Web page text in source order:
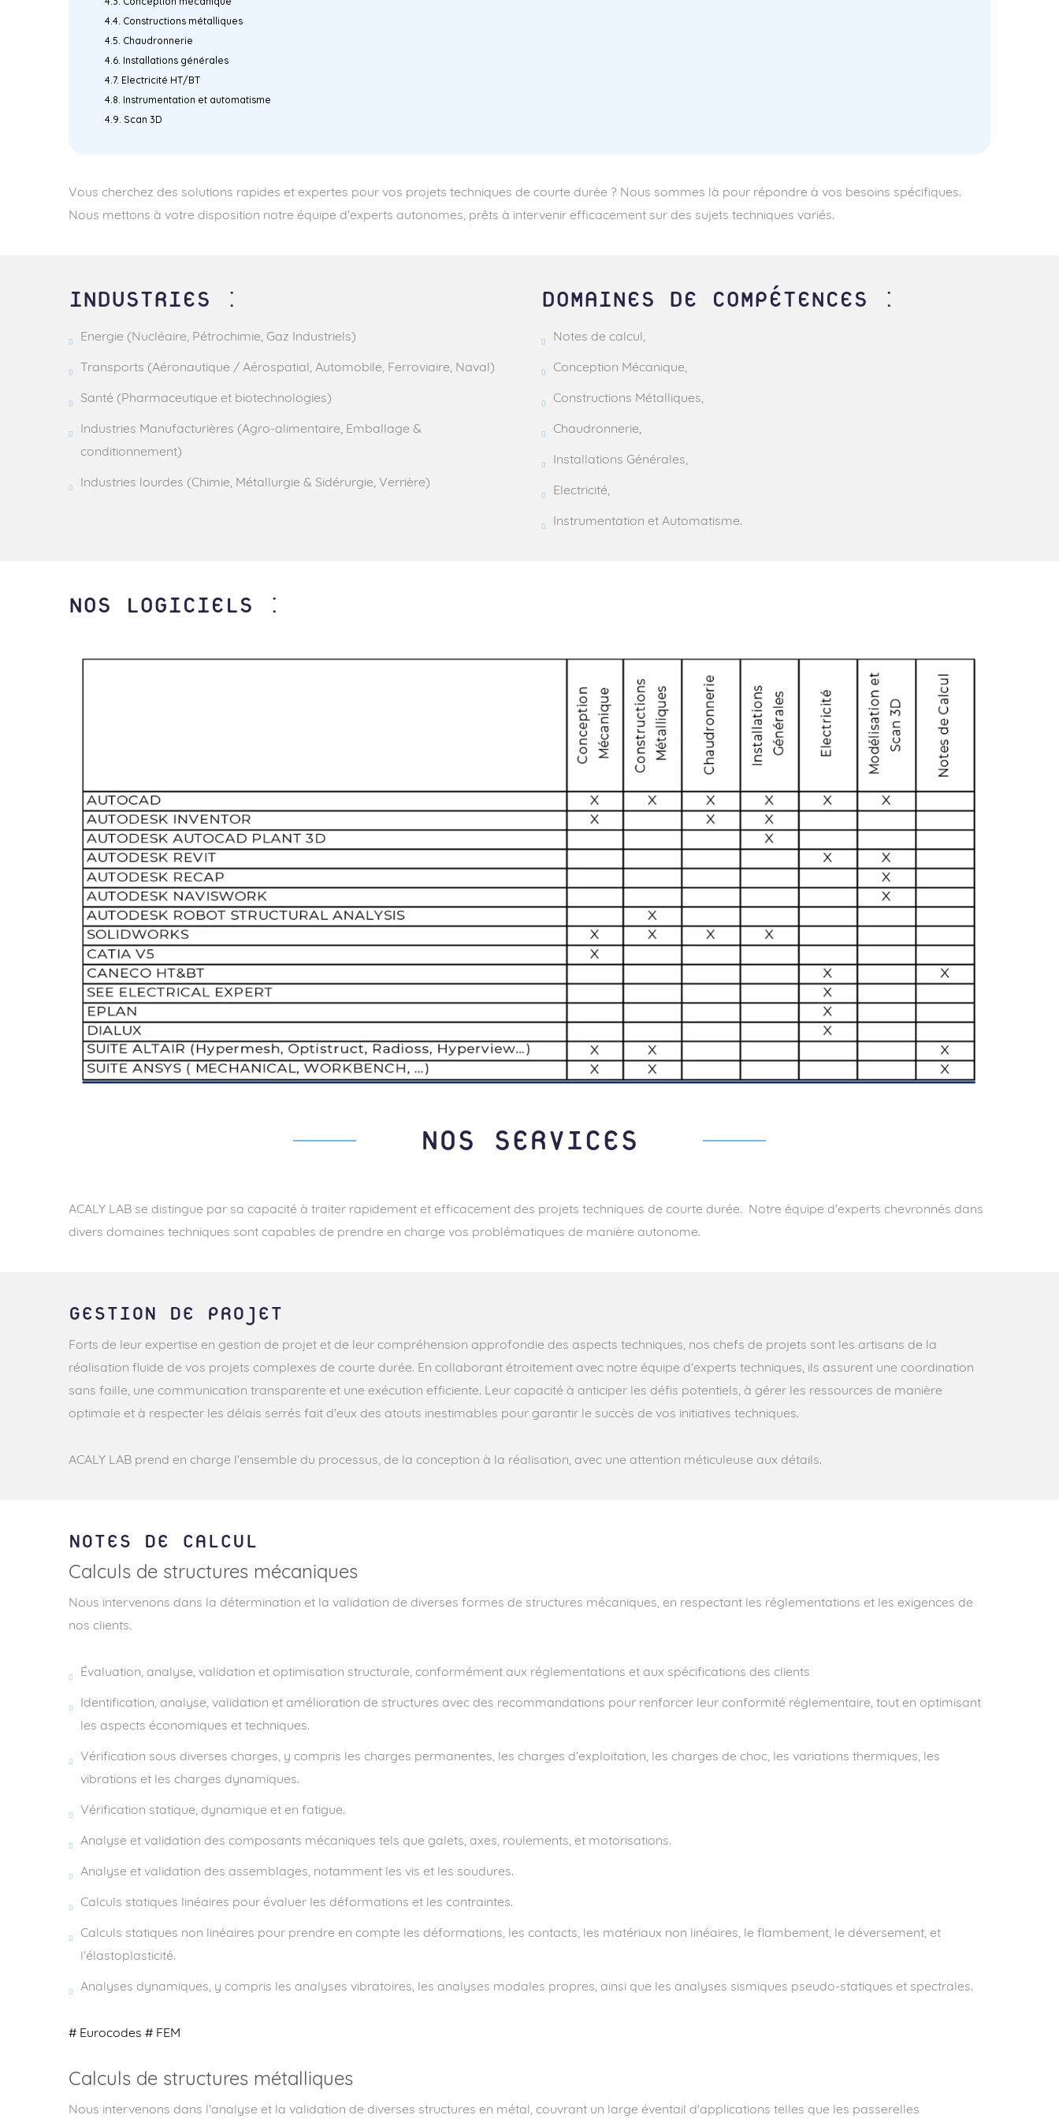
Constructions métalliques
Chaudronnerie
Installations générales
Electricité HT/BT
Instrumentation et automatisme
Scan 3D
Vous cherchez des solutions rapides et expertes pour vos projets techniques de courte durée ? Nous sommes là pour répondre à vos besoins spécifiques.
Nous mettons à votre disposition notre équipe d'experts autonomes, prêts à intervenir efficacement sur des sujets techniques variés.
INDUSTRIES :
Energie (Nucléaire, Pétrochimie, Gaz Industriels)
Transports (Aéronautique / Aérospatial, Automobile, Ferroviaire, Naval)
Santé (Pharmaceutique et biotechnologies)
Industries Manufacturières (Agro-alimentaire, Emballage &
conditionnement)
Industries lourdes (Chimie, Métallurgie & Sidérurgie, Verrière)
DOMAINES DE COMPÉTENCES :
Notes de calcul,
Conception Mécanique,
Constructions Métalliques,
Chaudronnerie,
Installations Générales,
Electricité,
Instrumentation et Automatisme.
NOS LOGICIELS :
NOS SERVICES
ACALY LAB se distingue par sa capacité à traiter rapidement et efficacement des projets techniques de courte durée.
Notre équipe d'experts chevronnés dans
divers domaines techniques sont capables de prendre en charge vos problématiques de manière autonome.
GESTION DE PROJET
Forts de leur expertise en gestion de projet et de leur compréhension approfondie des aspects techniques, nos chefs de projets sont les artisans de la
réalisation fluide de vos projets complexes de courte durée. En collaborant étroitement avec notre équipe d'experts techniques, ils assurent une coordination
sans faille, une communication transparente et une exécution efficiente. Leur capacité à anticiper les défis potentiels, à gérer les ressources de manière
optimale et à respecter les délais serrés fait d'eux des atouts inestimables pour garantir le succès de vos initiatives techniques.
ACALY LAB prend en charge l'ensemble du processus, de la conception à la réalisation, avec une attention méticuleuse aux détails.
NOTES DE CALCUL
Calculs de structures mécaniques
Nous intervenons dans la détermination et la validation de diverses formes de structures mécaniques, en respectant les réglementations et les exigences de
nos clients.
Évaluation, analyse, validation et optimisation structurale, conformément aux réglementations et aux spécifications des clients
Identification, analyse, validation et amélioration de structures avec des recommandations pour renforcer leur conformité réglementaire, tout en optimisant
les aspects économiques et techniques.
Vérification sous diverses charges, y compris les charges permanentes, les charges d'exploitation, les charges de choc, les variations thermiques, les
vibrations et les charges dynamiques.
Vérification statique, dynamique et en fatigue.
Analyse et validation des composants mécaniques tels que galets, axes, roulements, et motorisations.
Analyse et validation des assemblages, notamment les vis et les soudures.
Calculs statiques linéaires pour évaluer les déformations et les contraintes.
Calculs statiques non linéaires pour prendre en compte les déformations, les contacts, les matériaux non linéaires, le flambement, le déversement, et
l'élastoplasticité.
Analyses dynamiques, y compris les analyses vibratoires, les analyses modales propres, ainsi que les analyses sismiques pseudo-statiques et spectrales.
# Eurocodes # FEM
Calculs de structures métalliques
Nous intervenons dans l'analyse et la validation de diverses structures en métal, couvrant un large éventail d'applications telles que les passerelles